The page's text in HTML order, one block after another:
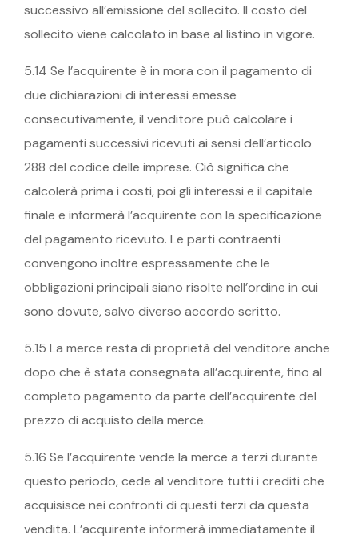
successivo all’emissione del sollecito. Il costo del
sollecito viene calcolato in base al listino in vigore.
5.14 Se l’acquirente è in mora con il pagamento di
due dichiarazioni di interessi emesse
consecutivamente, il venditore può calcolare i
pagamenti successivi ricevuti ai sensi dell’articolo
288 del codice delle imprese. Ciò significa che
calcolerà prima i costi, poi gli interessi e il capitale
finale e informerà l’acquirente con la specificazione
del pagamento ricevuto. Le parti contraenti
convengono inoltre espressamente che le
obbligazioni principali siano risolte nell’ordine in cui
sono dovute, salvo diverso accordo scritto.
5.15 La merce resta di proprietà del venditore anche
dopo che è stata consegnata all’acquirente, fino al
completo pagamento da parte dell’acquirente del
prezzo di acquisto della merce.
5.16 Se l’acquirente vende la merce a terzi durante
questo periodo, cede al venditore tutti i crediti che
acquisisce nei confronti di questi terzi da questa
vendita. L’acquirente informerà immediatamente il